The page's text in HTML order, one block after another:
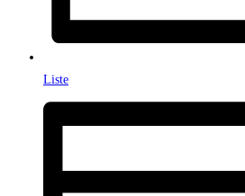
Liste